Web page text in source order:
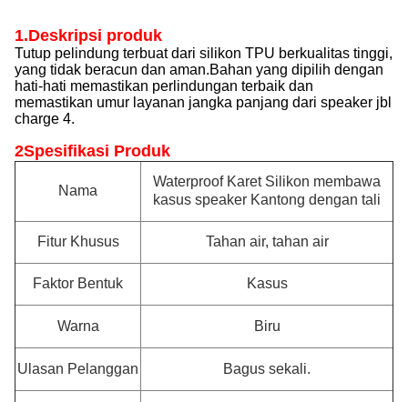
1.Deskripsi produk
Tutup pelindung terbuat dari silikon TPU berkualitas tinggi,
yang tidak beracun dan aman.Bahan yang dipilih dengan
hati-hati memastikan perlindungan terbaik dan
memastikan umur layanan jangka panjang dari speaker jbl
charge 4.
2Spesifikasi Produk
Nama
Waterproof Karet Silikon membawa
kasus speaker Kantong dengan tali
Fitur Khusus Tahan air, tahan air
Faktor Bentuk Kasus
Warna Biru
Ulasan Pelanggan Bagus sekali.